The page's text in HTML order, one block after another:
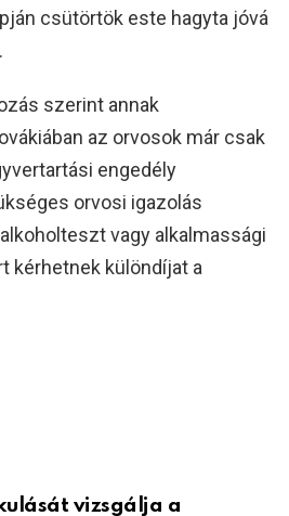
csütörtök este hagyta jóvá
szerint annak
az orvosok már csak
engedély
orvosi igazolás
vagy alkalmassági
kérhetnek különdíjat a
vizsgálja a